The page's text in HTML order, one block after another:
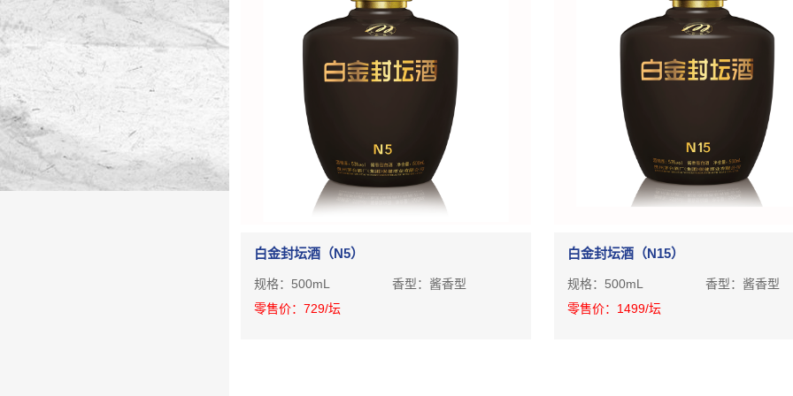
白金封坛酒（N5）
规格： 500mL 香型： 酱香型
零售价： 729/坛
白金封坛酒（N15）
规格： 500mL 香型： 酱香
零售价： 1499/坛